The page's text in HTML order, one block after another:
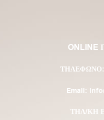
ONLINE
ΤΗΛΈΦΩΝΟ:
Email:
ΤΗΛ/ΚΗ